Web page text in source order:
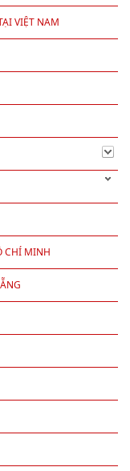
VIỆT NAM
CHÍ MINH